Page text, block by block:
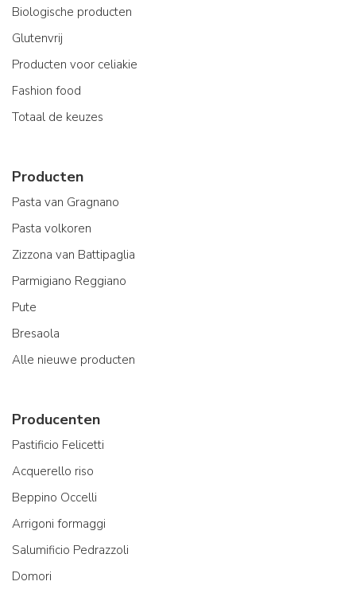
Biologische producten
Glutenvrij
Producten voor celiakie
Fashion food
Totaal de keuzes
Producten
Pasta van Gragnano
Pasta volkoren
Zizzona van Battipaglia
Parmigiano Reggiano
Pute
Bresaola
Alle nieuwe producten
Producenten
Pastificio Felicetti
Acquerello riso
Beppino Occelli
Arrigoni formaggi
Salumificio Pedrazzoli
Domori